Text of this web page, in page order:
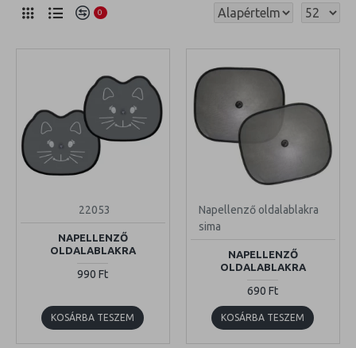
0
22053
NAPELLENZŐ
OLDALABLAKRA
990 Ft
KOSÁRBA TESZEM
Napellenző oldalablakra
sima
NAPELLENZŐ
OLDALABLAKRA
690 Ft
KOSÁRBA TESZEM